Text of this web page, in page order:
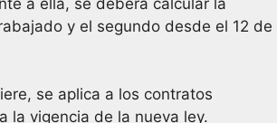
y el segundo desde el 12 de
se aplica a los contratos
la vigencia de la nueva ley.